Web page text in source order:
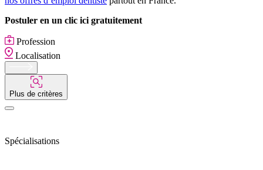
Postuler en un clic ici gratuitement
Profession
Localisation
Plus de critères
Spécialisations